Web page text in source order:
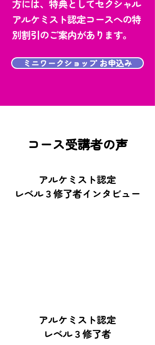
方には、特典としてセクシャル
アルケミスト認定コースへの特
別割引のご案内があります。
ミニワークショップ お申込み
コース受講者の声
アルケミスト認定
レベル３修了者​インタビュー
アルケミスト認定
レベル３修了者